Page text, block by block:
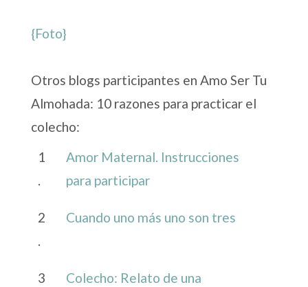
{Foto}
Otros blogs participantes en Amo Ser Tu
Almohada: 10 razones para practicar el
colecho:
1
.
Amor Maternal. Instrucciones
para participar
2
.
Cuando uno más uno son tres
3
Colecho: Relato de una